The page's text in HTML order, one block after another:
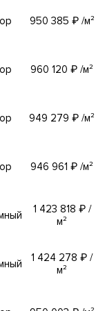
будут 343
Всего в
950 385 ₽/м²
960 120 ₽ /м²
949 279 ₽ /м²
946 961 ₽ /м²
1 423 818 ₽/
м²
1 424 278 ₽ /
м²